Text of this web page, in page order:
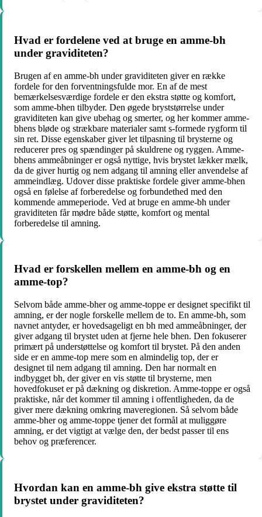
Hvad er fordelene ved at bruge en amme-bh
under graviditeten?
Brugen af en amme-bh under graviditeten giver en række
fordele for den forventningsfulde mor. En af de mest
bemærkelsesværdige fordele er den ekstra støtte og komfort,
som amme-bhen tilbyder. Den øgede bryststørrelse under
graviditeten kan give ubehag og smerter, og her kommer amme-
bhens bløde og strækbare materialer samt s-formede rygform til
sin ret. Disse egenskaber giver let tilpasning til brysterne og
reducerer pres og spændinger på skuldrene og ryggen. Amme-
bhens ammeåbninger er også nyttige, hvis brystet lækker mælk,
da de giver hurtig og nem adgang til amning eller anvendelse af
ammeindlæg. Udover disse praktiske fordele giver amme-bhen
også en følelse af forberedelse og forbundethed med den
kommende ammeperiode. Ved at bruge en amme-bh under
graviditeten får mødre både støtte, komfort og mental
forberedelse til amning.
Hvad er forskellen mellem en amme-bh og en
amme-top?
Selvom både amme-bher og amme-toppe er designet specifikt til
amning, er der nogle forskelle mellem de to. En amme-bh, som
navnet antyder, er hovedsageligt en bh med ammeåbninger, der
giver adgang til brystet uden at fjerne hele bhen. Den fokuserer
primært på understøttelse og komfort til brystet. På den anden
side er en amme-top mere som en almindelig top, der er
designet til nem adgang til amning. Den har normalt en
indbygget bh, der giver en vis støtte til brysterne, men
hovedfokuset er på dækning og diskretion. Amme-toppe er også
praktiske, når det kommer til amning i offentligheden, da de
giver mere dækning omkring maveregionen. Så selvom både
amme-bher og amme-toppe tjener det formål at muliggøre
amning, er det vigtigt at vælge den, der bedst passer til ens
behov og præferencer.
Hvordan kan en amme-bh give ekstra støtte til
brystet under graviditeten?